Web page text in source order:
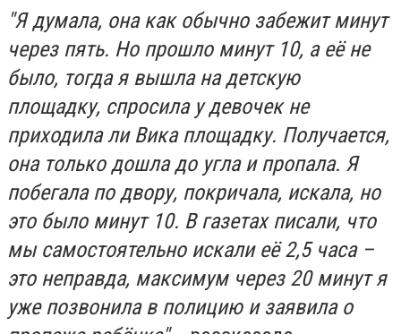
"Я думала, она как обычно забежит минут
через пять. Но прошло минут 10, а её не
было, тогда я вышла на детскую
площадку, спросила у девочек не
приходила ли Вика площадку. Получается,
она только дошла до угла и пропала. Я
побегала по двору, покричала, искала, но
это было минут 10. В газетах писали, что
мы самостоятельно искали её 2,5 часа –
это неправда, максимум через 20 минут я
уже позвонила в полицию и заявила о